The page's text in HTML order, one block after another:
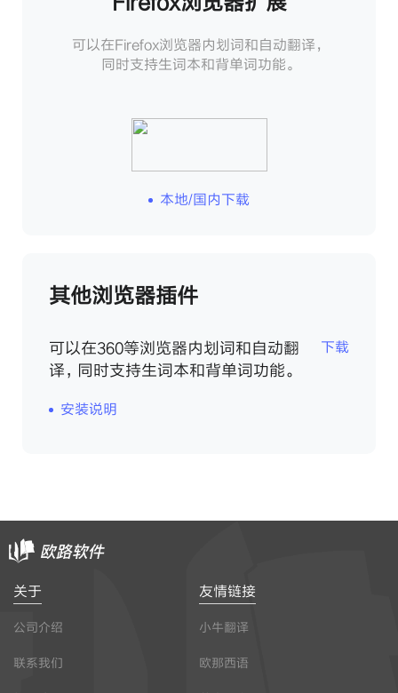
可以在Firefox浏览器内划词和自动翻译，
同时支持生词本和背单词功能。
本地/国内下载
其他浏览器插件
可以在360等浏览器内划词和自动翻
译，同时支持生词本和背单词功能。
下载
安装说明
关于
公司介绍
联系我们
友情链接
小牛翻译
欧那西语